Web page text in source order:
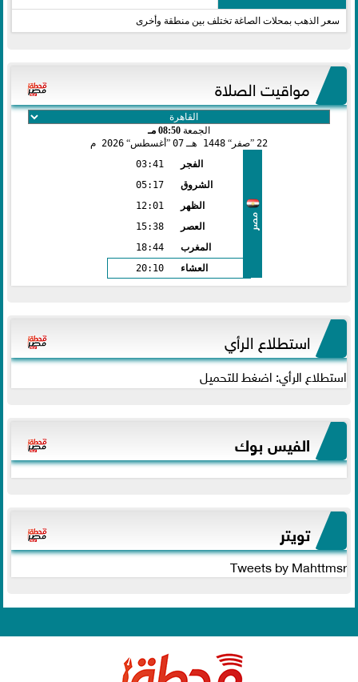
سعر الذهب بمحلات الصاغة تختلف بين منطقة وأخرى
مواقيت الصلاة
الجمعة 08:50 مـ
22 صفر 1448 هـ 07 أغسطس 2026 م
مصر
الفجر
03:41
الشروق
05:17
الظهر
12:01
العصر
15:38
المغرب
18:44
العشاء
20:10
استطلاع الرأي
استطلاع الرأي: اضغط للتحميل
الفيس بوك
تويتر
Tweets by Mahttmsr